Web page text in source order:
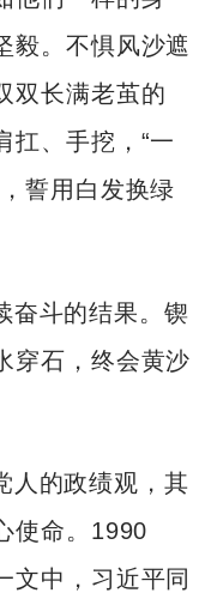
毅。不惧风沙遮
双长满老茧的
扛、手挖，“一
誓用白发换绿
奋斗的结果。锲
穿石，终会黄沙
人的政绩观，其
使命。1990
文中，习近平同